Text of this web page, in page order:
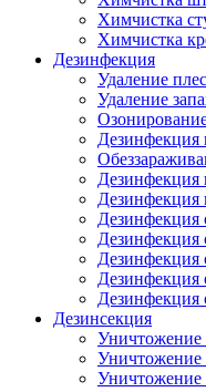
Химчистка
Химчистка
Дезинфекция
Удаление
Удаление
Дезинфекция
Дезинфекция
Дезинфекция
Дезинфекция
Дезинфекция
Дезинфекция
Дезинфекция
Дезинфекция
Дезинсекция
Уничтожение
Уничтожение
Уничтожение